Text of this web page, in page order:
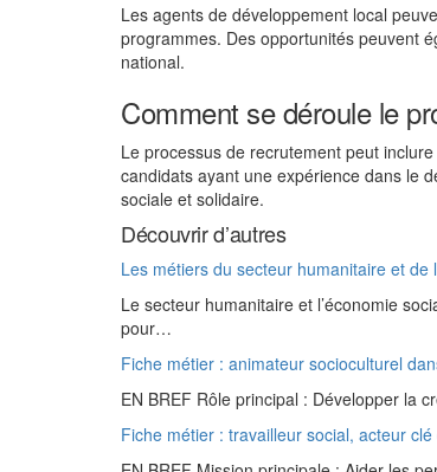
Les agents de développement local
programmes. Des opportunités peuvent
national.
Comment se déroule le
Le processus de recrutement peut
candidats ayant une expérience dans le
sociale et solidaire.
Découvrir d’autres
Les métiers du secteur humanitaire et de
Le secteur humanitaire et l’économie
pour…
Fiche métier : animateur socioculturel
EN BREF Rôle principal : Développer la
Fiche métier : travailleur social, acteur clé